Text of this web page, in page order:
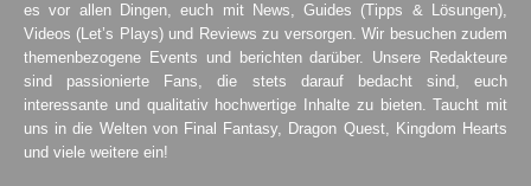
es vor allen Dingen, euch mit News, Guides (Tipps & Lösungen),
Videos (Let’s Plays) und Reviews zu versorgen. Wir besuchen zudem
themenbezogene Events und berichten darüber. Unsere Redakteure
sind passionierte Fans, die stets darauf bedacht sind, euch
interessante und qualitativ hochwertige Inhalte zu bieten. Taucht mit
uns in die Welten von Final Fantasy, Dragon Quest, Kingdom Hearts
und viele weitere ein!